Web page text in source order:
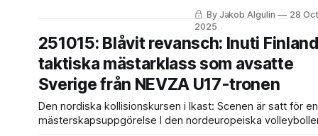
Maktbalansen, som under
senaste åren definierats
polska ZAKSA historiska
trippel mellan 2021 och
följt av den kraftfulla
italienska återkomsten
genom Trentino Itas 2024
och Sir Sicoma Monini
Perugias ...
By Jakob Algulin
28 Oct
2025
251015: Blåvit revansch: Inuti
taktiska mästarklass som avsatte
Sverige från NEVZA U17-tronen
Den nordiska kollisionskursen i Ikast: Scenen är satt för en
mästerskapsuppgörelse I den nordeuropeiska volleybollens